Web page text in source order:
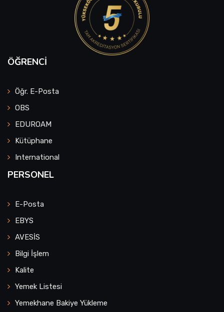
ÖĞRENCI
Öğr. E-Posta
OBS
EDUROAM
Kütüphane
International
PERSONEL
E-Posta
EBYS
AVESİS
Bilgi İşlem
Kalite
Yemek Listesi
Yemekhane Bakiye Yükleme